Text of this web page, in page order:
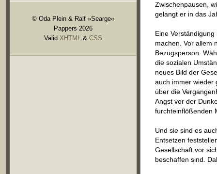
© Oda Plein & Ralf »Searge«
Pappers 2026
Valid XHTML & CSS
Zwischenpausen,
gelangt er in das
Eine
machen. Vor allem
Bezugsperson.
die sozialen
neues Bild der
auch immer wieder
über die
Angst vor der
furchteinflößenden
Und sie sind es
Entsetzen
Gesellschaft vor
beschaffen sind.